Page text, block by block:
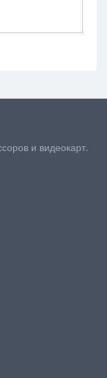
и видеокарт.